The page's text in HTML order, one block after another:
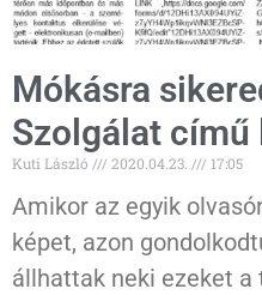
Mókásra
Szolgálat című
Kuti László 2020.04.23. 17:05
Amikor az egyik
képet, azon
állhattak neki ezeket